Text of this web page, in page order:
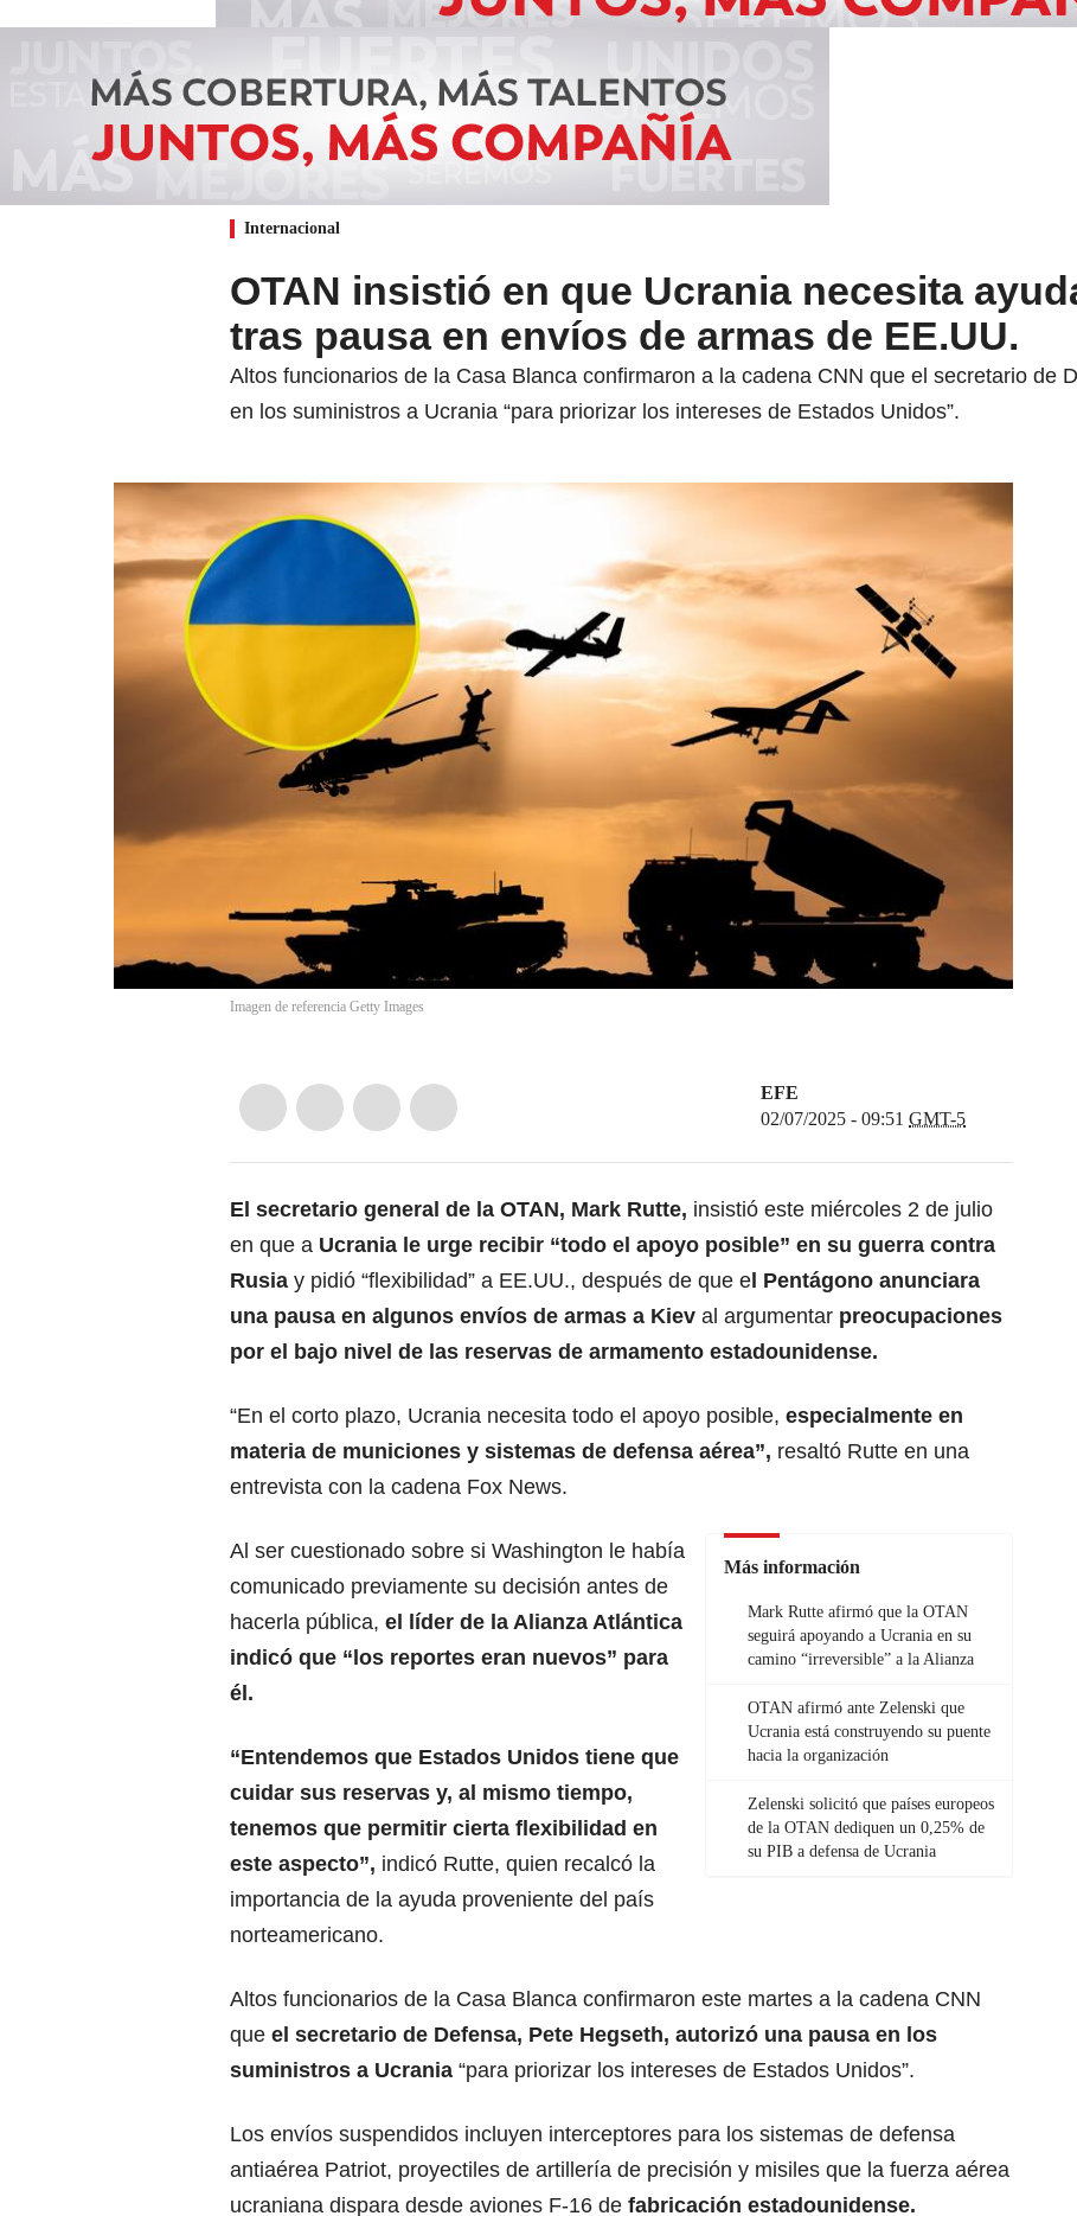
Internacional
OTAN insistió en que Ucrania necesita
tras pausa en envíos de armas de EE.UU.
Altos funcionarios de la Casa Blanca confirmaron a la cadena CNN que el secretario de
en los suministros a Ucrania “para priorizar los intereses de Estados Unidos”.
Imagen de referencia Getty Images
EFE
02/07/2025 - 09:51 GMT-5
El secretario general de la OTAN, Mark Rutte, insistió este miércoles 2 de julio
en que a Ucrania le urge recibir “todo el apoyo posible” en su guerra contra
Rusia y pidió “flexibilidad” a EE.UU., después de que el Pentágono anunciara
una pausa en algunos envíos de armas a Kiev al argumentar preocupaciones
por el bajo nivel de las reservas de armamento estadounidense.
“En el corto plazo, Ucrania necesita todo el apoyo posible, especialmente en
materia de municiones y sistemas de defensa aérea”, resaltó Rutte en una
entrevista con la cadena Fox News.
Más información
Mark Rutte afirmó que la OTAN
seguirá apoyando a Ucrania en su
camino “irreversible” a la Alianza
OTAN afirmó ante Zelenski que
Ucrania está construyendo su puente
hacia la organización
Zelenski solicitó que países europeos
de la OTAN dediquen un 0,25% de
su PIB a defensa de Ucrania
Al ser cuestionado sobre si Washington le había
comunicado previamente su decisión antes de
hacerla pública, el líder de la Alianza Atlántica
indicó que “los reportes eran nuevos” para
él.
“Entendemos que Estados Unidos tiene que
cuidar sus reservas y, al mismo tiempo,
tenemos que permitir cierta flexibilidad en
este aspecto”, indicó Rutte, quien recalcó la
importancia de la ayuda proveniente del país
norteamericano.
Altos funcionarios de la Casa Blanca confirmaron este martes a la cadena CNN
que el secretario de Defensa, Pete Hegseth, autorizó una pausa en los
suministros a Ucrania “para priorizar los intereses de Estados Unidos”.
Los envíos suspendidos incluyen interceptores para los sistemas de defensa
antiaérea Patriot, proyectiles de artillería de precisión y misiles que la fuerza aérea
ucraniana dispara desde aviones F-16 de fabricación estadounidense.